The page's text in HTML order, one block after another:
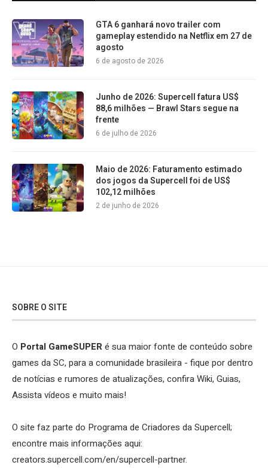
GTA 6 ganhará novo trailer com
gameplay estendido na Netflix em 27 de
agosto
6 de agosto de 2026
Junho de 2026: Supercell fatura US$
88,6 milhões — Brawl Stars segue na
frente
6 de julho de 2026
Maio de 2026: Faturamento estimado
dos jogos da Supercell foi de US$
102,12 milhões
2 de junho de 2026
SOBRE O SITE
O Portal GameSUPERé sua maior fonte de conteúdo sobre
games da SC, para a comunidade brasileira - fique por dentro
de notícias e rumores de atualizações, confira Wiki, Guias,
Assista vídeos e muito mais!
O site faz parte do Programa de Criadores da Supercell;
encontre mais informações aqui:
creators.supercell.com/en/supercell-partner.